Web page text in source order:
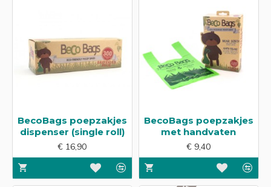
BecoBags poepzakjes
dispenser (single roll)
€ 16,90
BecoBags poepzakjes
met handvaten
€ 9,40